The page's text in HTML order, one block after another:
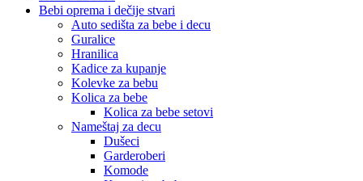
Bebi oprema i dečije stvari
Auto sedišta za bebe i decu
Guralice
Hranilica
Kadice za kupanje
Kolevke za bebu
Kolica za bebe
Kolica za bebe setovi
Nameštaj za decu
Dušeci
Garderoberi
Komode